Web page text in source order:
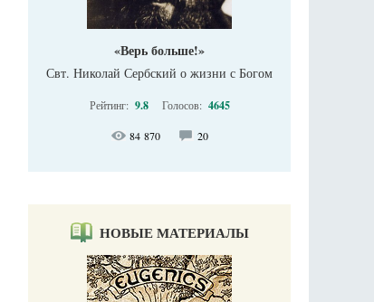
«Верь больше!»
Свт. Николай Сербский о жизни с Богом
Рейтинг: 9.8 Голосов: 4645
84 870 20
НОВЫЕ МАТЕРИАЛЫ